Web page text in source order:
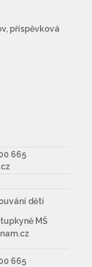
příspěvková
665
dětí
MŠ
665